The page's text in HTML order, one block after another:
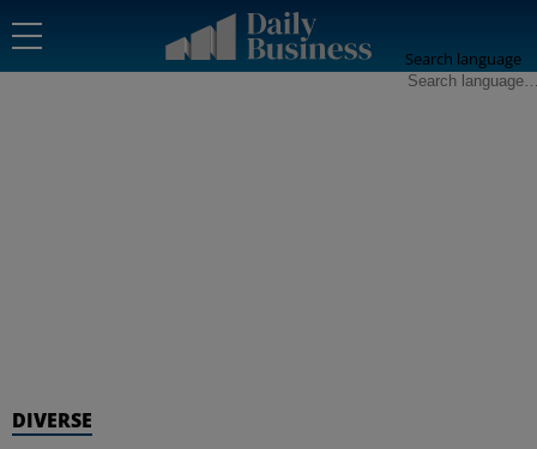
Search language
DIVERSE